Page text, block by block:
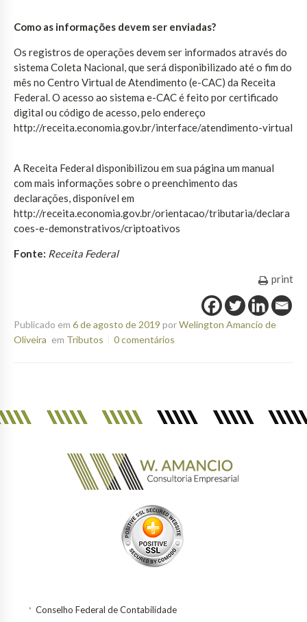
Como as informações devem ser enviadas?
Os registros de operações devem ser informados através do
sistema Coleta Nacional, que será disponibilizado até o fim do
mês no Centro Virtual de Atendimento (e-CAC) da Receita
Federal. O acesso ao sistema e-CAC é feito por certificado
digital ou código de acesso, pelo endereço
http://receita.economia.gov.br/interface/atendimento-virtual
A Receita Federal disponibilizou em sua página um manual
com mais informações sobre o preenchimento das
declarações, disponível em
http://receita.economia.gov.br/orientacao/tributaria/declara
coes-e-demonstrativos/criptoativos
Fonte: Receita Federal
print
Publicado em 6 de agosto de 2019 porWelington Amancio de
Oliveira em Tributos 0 comentários
Conselho Federal de Contabilidade